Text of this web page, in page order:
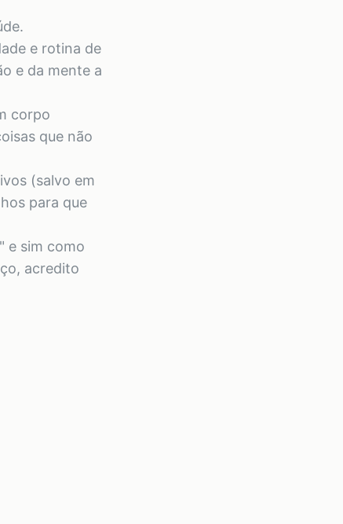
e rotina de
e da mente a
corpo
que não
(salvo em
para que
e sim como
acredito